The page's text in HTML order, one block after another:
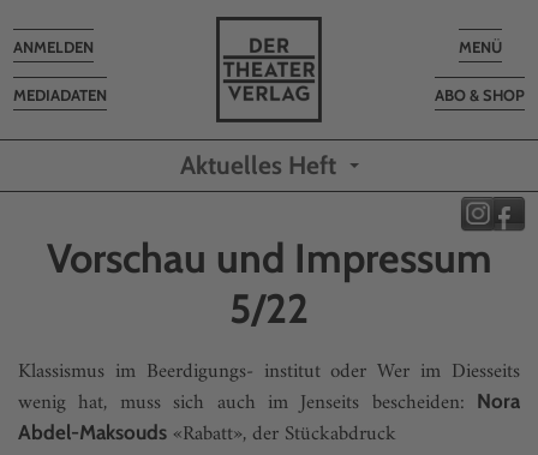
Toggle
MENÜ
ABO & SHOP
MEDIADATEN
Toggle
navigation
ANMELDEN
Aktuelles Heft
Vorschau und Impressum
5/22
Klassismus im Beerdigungs- institut oder Wer im Diesseits
wenig hat, muss sich auch im Jenseits bescheiden: Nora
Abdel-Maksouds «Rabatt», der Stückabdruck